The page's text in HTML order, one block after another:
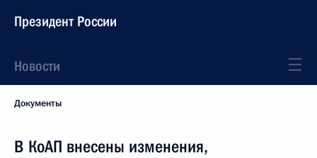
Президент России
Новости
Документы
В КоАП внесены изменения,